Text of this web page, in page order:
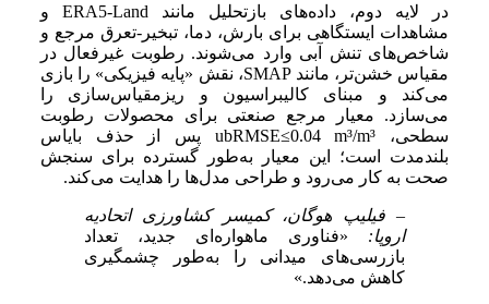
در لایه دوم، داده‌های بازتحلیل مانند ERA5-Land و
مشاهدات ایستگاهی برای بارش، دما، تبخیر-تعرق مرجع و
شاخص‌های تنش آبی وارد می‌شوند. رطوبت غیرفعال در
مقیاس خشن‌تر، مانند SMAP، نقش «پایه فیزیکی» را بازی
می‌کند و مبنای کالیبراسیون و ریزمقیاس‌سازی را
می‌سازد. معیار مرجع صنعتی برای محصولات رطوبت
سطحی، ubRMSE≤0.04 m³/m³ پس از حذف بایاس
بلندمدت است؛ این معیار به‌طور گسترده برای سنجش
صحت به کار می‌رود و طراحی مدل‌ها را هدایت می‌کند.
– فیلیپ هوگان، کمیسر کشاورزی اتحادیه
اروپا: «فناوری ماهواره‌ای جدید، تعداد
بازرسی‌های میدانی را به‌طور چشمگیری
کاهش می‌دهد.»